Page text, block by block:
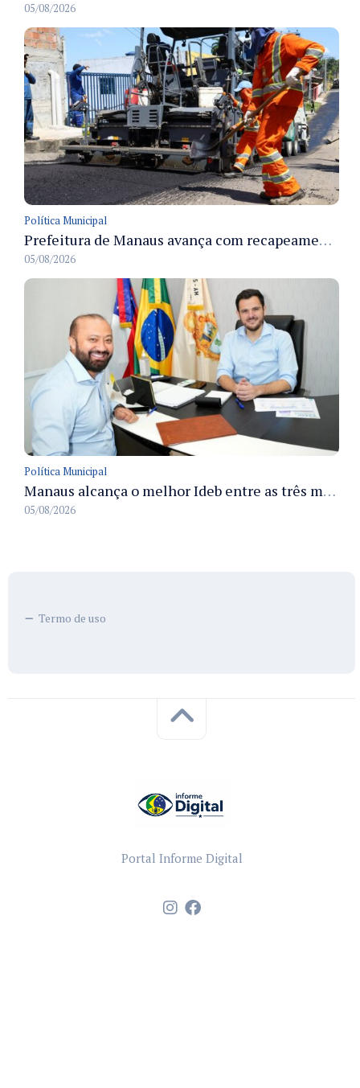
05/08/2026
Política Municipal
Prefeitura de Manaus avança com recapeamento no Parque Rio Solimões e cobre cerca de 30 ruas
05/08/2026
Política Municipal
Manaus alcança o melhor Ideb entre as três maiores redes municipais do país em 2025 com avanço na aprendizagem
05/08/2026
Termo de uso
Portal Informe Digital